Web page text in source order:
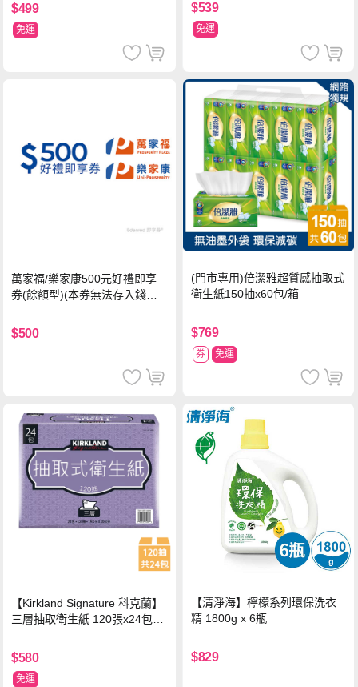
$499
免運
$539
免運
萬家福/樂家康500元好禮即享
券(餘額型)(本券無法存入錢包
$500
(門市專用)倍潔雅超質感抽取式
衛生紙150抽x60包/箱
$769
券 免運
【Kirkland Signature 科克蘭】
三層抽取衛生紙 120張x24包x1
$580
免運
【清淨海】檸檬系列環保洗衣
精 1800g x 6瓶
$829